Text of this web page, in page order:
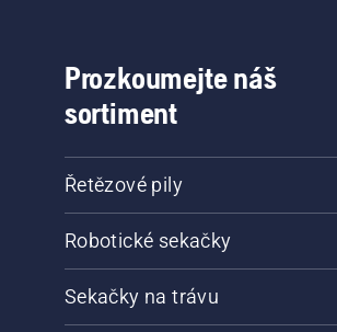
Prozkoumejte náš
sortiment
Řetězové pily
Robotické sekačky
Sekačky na trávu